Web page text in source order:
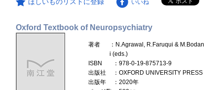
ほしいものリストに登録 いいね
Oxford Textbook of Neuropsychiatry
著者
：N.Agrawal, R.Faruqui & M.Bodan
i (eds.)
ISBN
：978-0-19-875713-9
出版社
：OXFORD UNIVERSITY PRESS
出版年
：2020年